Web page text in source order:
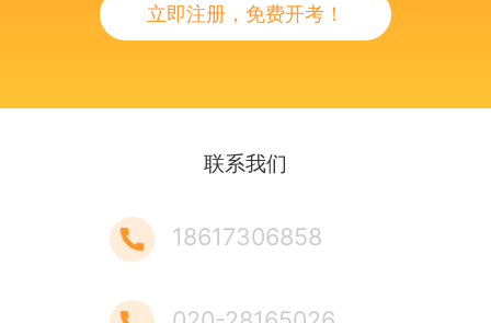
立即注册，免费开考！
联系我们
18617306858